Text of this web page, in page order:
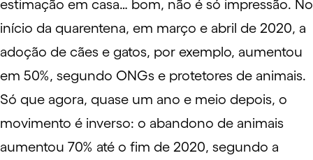
estimação em casa… bom, não é só impressão. No
início da quarentena, em março e abril de 2020, a
adoção de cães e gatos, por exemplo, aumentou
em 50%, segundo ONGs e protetores de animais.
Só que agora, quase um ano e meio depois, o
movimento é inverso: o abandono de animais
aumentou 70% até o fim de 2020, segundo a